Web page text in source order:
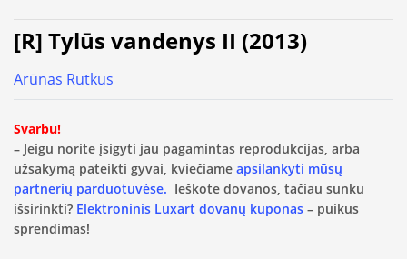
[R] Tylūs vandenys II (2013)
Arūnas Rutkus
Svarbu!
– Jeigu norite įsigyti jau pagamintas reprodukcijas, arba
užsakymą pateikti gyvai, kviečiame apsilankyti mūsų
partnerių parduotuvėse. Ieškote dovanos, tačiau sunku
išsirinkti? Elektroninis Luxart dovanų kuponas – puikus
sprendimas!